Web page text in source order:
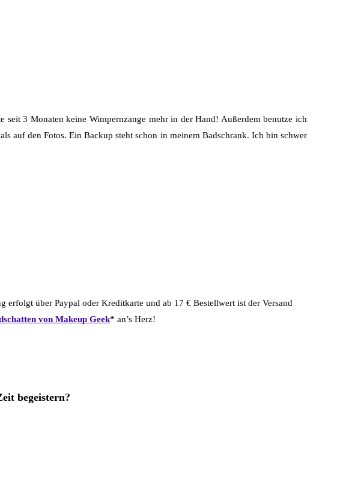
seit 3 Monaten keine Wimpernzange mehr in der Hand! Außerdem benutze ich
auf den Fotos. Ein Backup steht schon in meinem Badschrank. Ich bin schwer
erfolgt über Paypal oder Kreditkarte und ab 17 € Bestellwert ist der Versand
von Makeup Geek* an’s Herz!
begeistern?